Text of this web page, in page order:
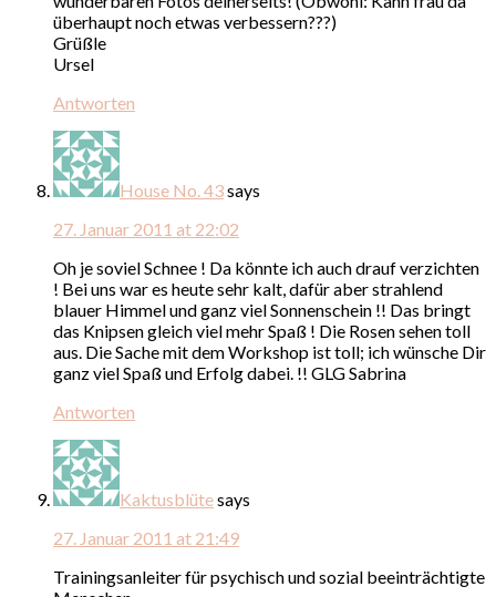
überhaupt noch etwas verbessern???)
Grüßle
Ursel
Antworten
House No. 43says
27. Januar 2011 at 22:02
Oh je soviel Schnee ! Da könnte ich auch drauf verzichten
! Bei uns war es heute sehr kalt, dafür aber strahlend
blauer Himmel und ganz viel Sonnenschein !! Das bringt
das Knipsen gleich viel mehr Spaß ! Die Rosen sehen toll
aus. Die Sache mit dem Workshop ist toll; ich wünsche Dir
ganz viel Spaß und Erfolg dabei. !! GLG Sabrina
Antworten
Kaktusblütesays
27. Januar 2011 at 21:49
Trainingsanleiter für psychisch und sozial beeinträchtigte